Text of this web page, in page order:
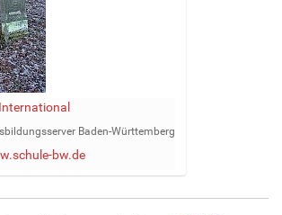
Baden-Württemberg
bw.de